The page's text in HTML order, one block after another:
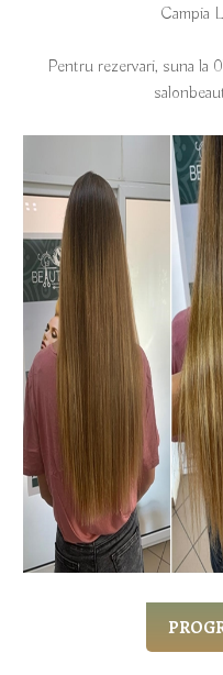
Campia
Pentru rezervari, suna la